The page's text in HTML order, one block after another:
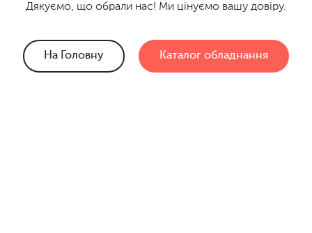
Дякуємо, що обрали нас! Ми цінуємо вашу довіру.
На Головну Каталог обладнання